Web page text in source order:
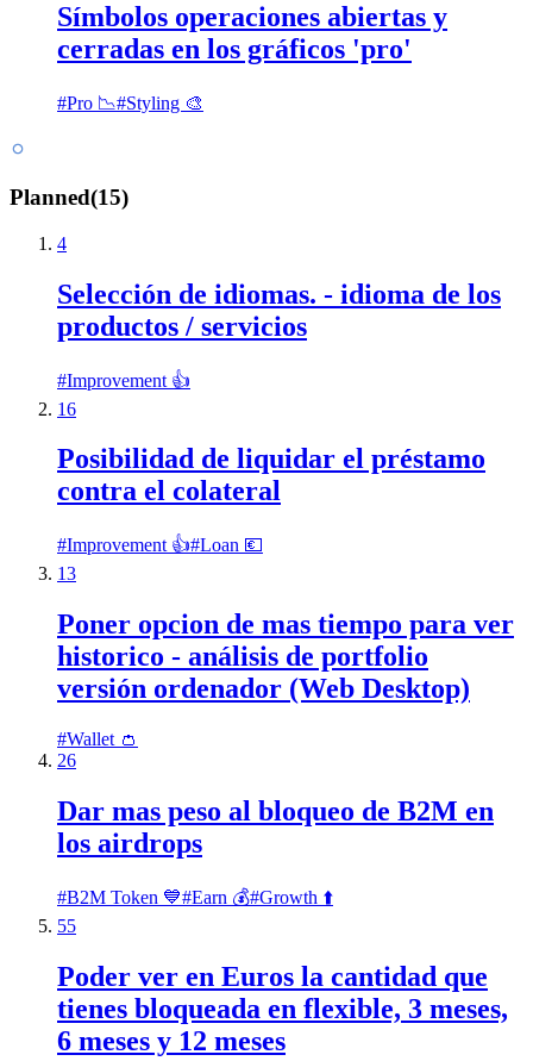
Símbolos operaciones abiertas y
cerradas en los gráficos 'pro'
#Pro 📉#Styling 🎨
Planned(15)
4
Selección de idiomas. - idioma de los
productos / servicios
#Improvement 👍
16
Posibilidad de liquidar el préstamo
contra el colateral
#Improvement 👍#Loan 💶
13
Poner opcion de mas tiempo para ver
historico - análisis de portfolio
versión ordenador (Web Desktop)
#Wallet 👛
26
Dar mas peso al bloqueo de B2M en
los airdrops
#B2M Token 💙#Earn 💰#Growth ⬆️
55
Poder ver en Euros la cantidad que
tienes bloqueada en flexible, 3 meses,
6 meses y 12 meses